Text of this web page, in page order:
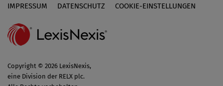
IMPRESSUM
DATENSCHUTZ COOKIE-EINSTELLUNGEN
Copyright © 2026 LexisNexis,
eine Division der RELX plc.